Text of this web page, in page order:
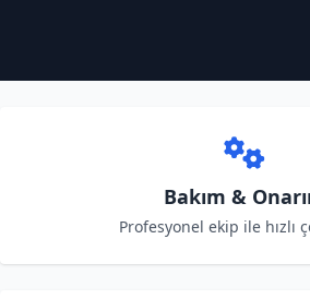
Bakım &
Profesyonel ekip ile hızlı